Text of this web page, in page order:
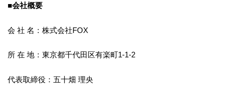
■会社概要
会 社 名：株式会社FOX
所 在 地：東京都千代田区有楽町1-1-2
代表取締役：五十畑 理央